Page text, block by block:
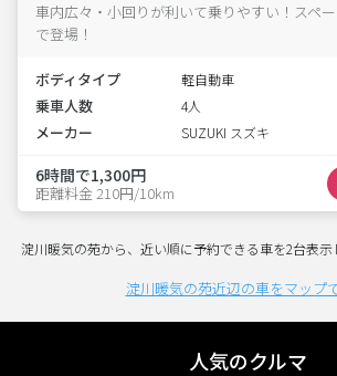
車内広々・小回りが利いて乗りやすい！スペ
で登場！
ボディタイプ 軽自動車
乗車人数 4人
メーカー SUZUKI スズキ
6時間で1,300円
距離料金 210円/10km
淀川暖気の苑から、近い順に予約できる車を2台表示
淀川暖気の苑近辺の車をマップ
人気のクルマ